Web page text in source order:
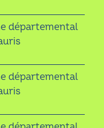
départemental
départemental